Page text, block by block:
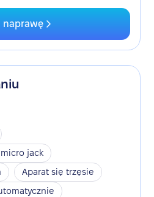
naprawę
jack
Aparat się trzęsie